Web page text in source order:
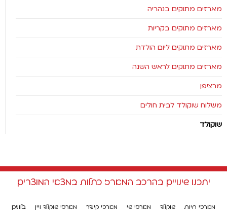
מארזים מתוקים בנהריה
מארזים מתוקים בקריות
מארזים מתוקים ליום הולדת
מארזים מתוקים לראש השנה
מרציפן
משלוח שוקולד לבית חולים
שוקולד
יתכנו שינויים בהרכב המארז כתלות במצאי המוצרים
מארזי חיות שוקולד מארזי שי מארזי קינדר מארזי שוקולד ויין
בלונים